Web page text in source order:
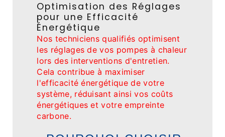
Optimisation des Réglages
pour une Efficacité
Énergétique
Nos techniciens qualifiés optimisent
les réglages de vos pompes à chaleur
lors des interventions d'entretien.
Cela contribue à maximiser
l'efficacité énergétique de votre
système, réduisant ainsi vos coûts
énergétiques et votre empreinte
carbone.